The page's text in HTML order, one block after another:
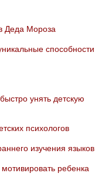
Деда Мороза
способности
унять детскую
психологов
изучения языков
ребенка